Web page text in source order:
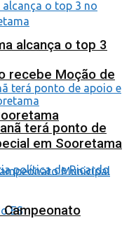
recebe Moção de
alcança o top 3
terá ponto de
em Sooretama